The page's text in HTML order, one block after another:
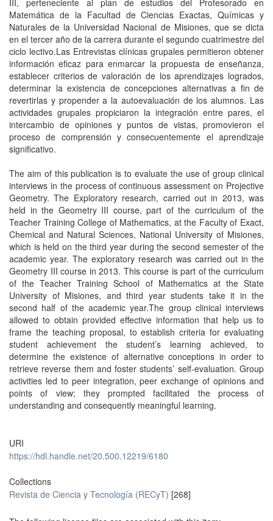
III, perteneciente al plan de estudios del Profesorado en
Matemática de la Facultad de Ciencias Exactas, Químicas y
Naturales de la Universidad Nacional de Misiones, que se dicta
en el tercer año de la carrera durante el segundo cuatrimestre del
ciclo lectivo.Las Entrevistas clínicas grupales permitieron obtener
información eficaz para enmarcar la propuesta de enseñanza,
establecer criterios de valoración de los aprendizajes logrados,
determinar la existencia de concepciones alternativas a fin de
revertirlas y propender a la autoevaluación de los alumnos. Las
actividades grupales propiciaron la integración entre pares, el
intercambio de opiniones y puntos de vistas, promovieron el
proceso de comprensión y consecuentemente el aprendizaje
significativo.
The aim of this publication is to evaluate the use of group clinical
interviews in the process of continuous assessment on Projective
Geometry. The Exploratory research, carried out in 2013, was
held in the Geometry III course, part of the curriculum of the
Teacher Training College of Mathematics, at the Faculty of Exact,
Chemical and Natural Sciences, National University of Misiones,
which is held on the third year during the second semester of the
academic year. The exploratory research was carried out in the
Geometry III course in 2013. This course is part of the curriculum
of the Teacher Training School of Mathematics at the State
University of Misiones, and third year students take it in the
second half of the academic year.The group clinical interviews
allowed to obtain provided effective information that help us to
frame the teaching proposal, to establish criteria for evaluating
student achievement the student’s learning achieved, to
determine the existence of alternative conceptions in order to
retrieve reverse them and foster students’ self-evaluation. Group
activities led to peer integration, peer exchange of opinions and
points of view; they prompted facilitated the process of
understanding and consequently meaningful learning.
URI
https://hdl.handle.net/20.500.12219/6180
Collections
Revista de Ciencia y Tecnología (RECyT) [268]